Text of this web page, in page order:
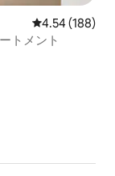
レビュー188
4.54 (188)
トメント